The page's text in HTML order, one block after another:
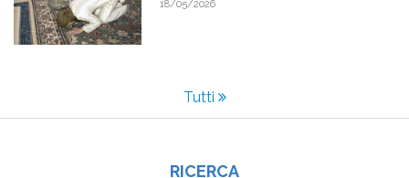
18/05/2026
Tutti
RICERCA